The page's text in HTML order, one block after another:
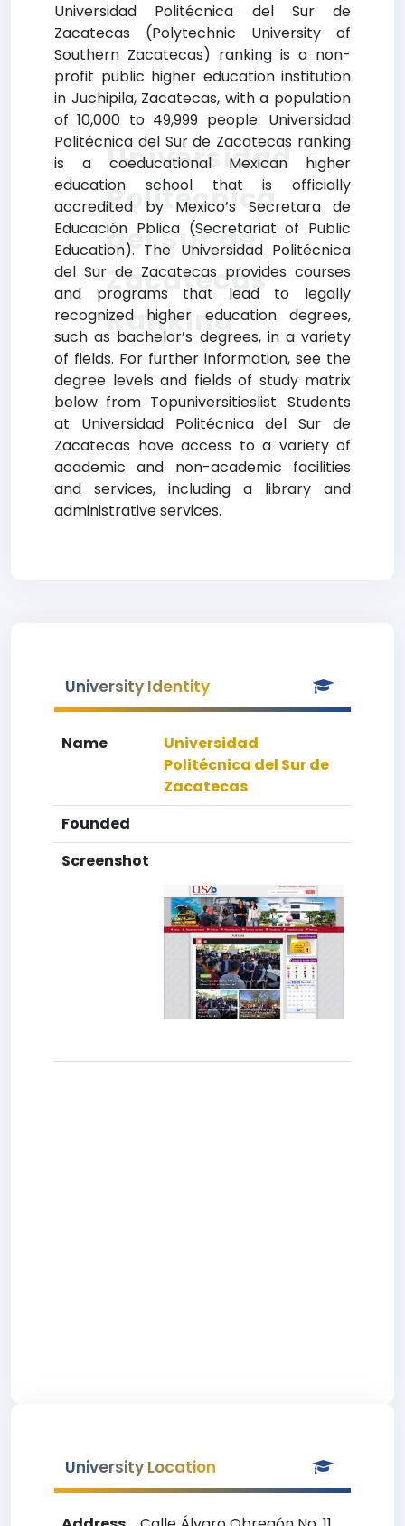
Universidad Politécnica del Sur de
Zacatecas (Polytechnic University of
Southern Zacatecas) ranking is a non-
profit public higher education institution
in Juchipila, Zacatecas, with a population
of 10,000 to 49,999 people. Universidad
Politécnica del Sur de Zacatecas ranking
is a coeducational Mexican higher
education school that is officially
accredited by Mexico’s Secretara de
Educación Pblica (Secretariat of Public
Education). The Universidad Politécnica
del Sur de Zacatecas provides courses
and programs that lead to legally
recognized higher education degrees,
such as bachelor’s degrees, in a variety
of fields. For further information, see the
degree levels and fields of study matrix
below from Topuniversitieslist. Students
at Universidad Politécnica del Sur de
Zacatecas have access to a variety of
academic and non-academic facilities
and services, including a library and
administrative services.
Universidad
Politécnica
del Sur de
Zacatecas
Ranking
University Identity
Name
Universidad
Politécnica del Sur de
Zacatecas
Founded
Screenshot
University Location